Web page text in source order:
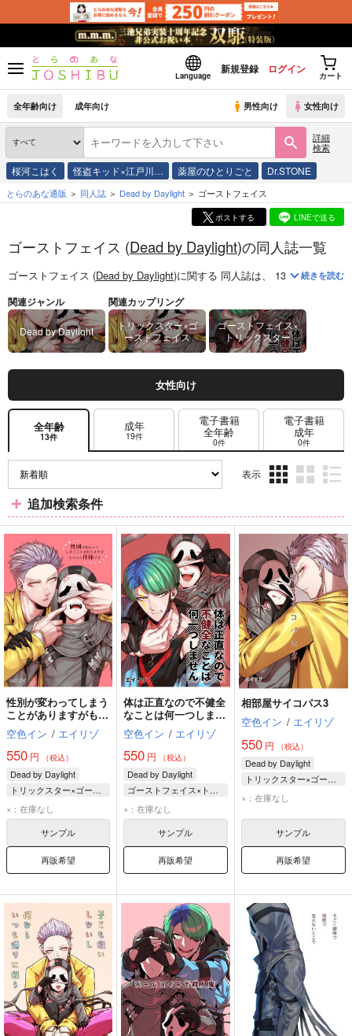
Language
新規登録 ログイン
カート
全年齢向け 成年向け 男性向け 女性向け
詳細
検索
桜河こはく 怪盗キッド×江戸川… 薬屋のひとりごと Dr.STONE
とらのあな通販 同人誌 Dead by Daylight ゴーストフェイス
ポストする LINEで送る
ゴーストフェイス (Dead by Daylight)の同人誌一覧
ゴーストフェイス (Dead by Daylight)に関する 同人誌は、 13 件お取り扱
続きを読む
関連ジャンル
Dead by Daylight
関連カップリング
トリックスター×ゴ
ーストフェイス
ゴーストフェイス×
トリックスター
女性向け
全年齢
13件
成年
19件
電子書籍
全年齢
0件
電子書籍
成年
0件
表示
ム
表
ム
表
示
ム
表
示
追加検索条件
性別が変わってしまう
ことがありますがもち
ろん仕様です
空色イン / エイリゾ
550 円 （税込）
Dead by Daylight
トリックスター×ゴーストフェイス
ゴーストフェイス
トリックスター
×：在庫なし
サンプル
再販希望
体は正直なので不健全
なことは何一つしませ
ん
空色イン / エイリゾ
550 円 （税込）
Dead by Daylight
ゴーストフェイス×トリックスター
ゴーストフェイス
トリックスター
×：在庫なし
サンプル
再販希望
相部屋サイコパス3
空色イン / エイリゾ
550円 （税込）
Dead by Daylight
トリックスター×ゴーストフェイス
ゴーストフェイス
×：在庫なし
サンプル
再販希望